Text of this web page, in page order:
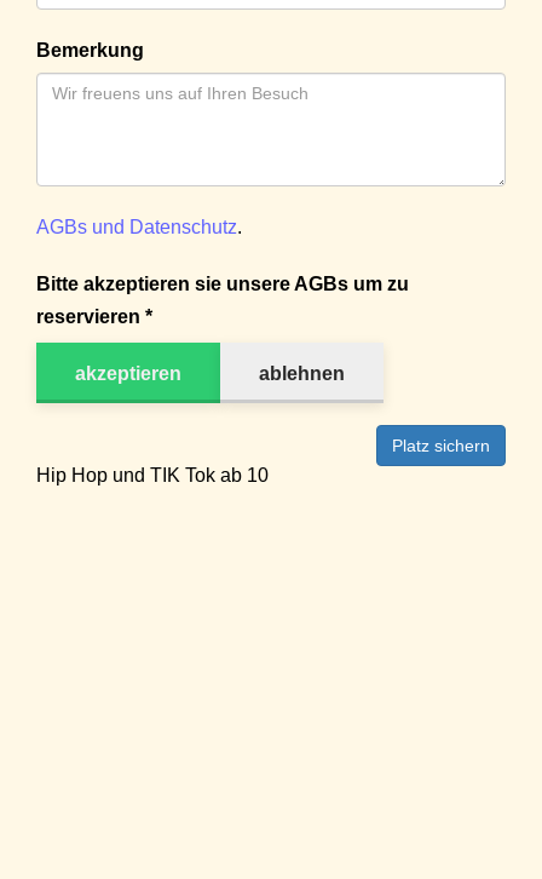
Bemerkung
AGBs und Datenschutz.
Bitte akzeptieren sie unsere AGBs um zu
reservieren *
akzeptieren ablehnen
Platz sichern
Hip Hop und TIK Tok ab 10